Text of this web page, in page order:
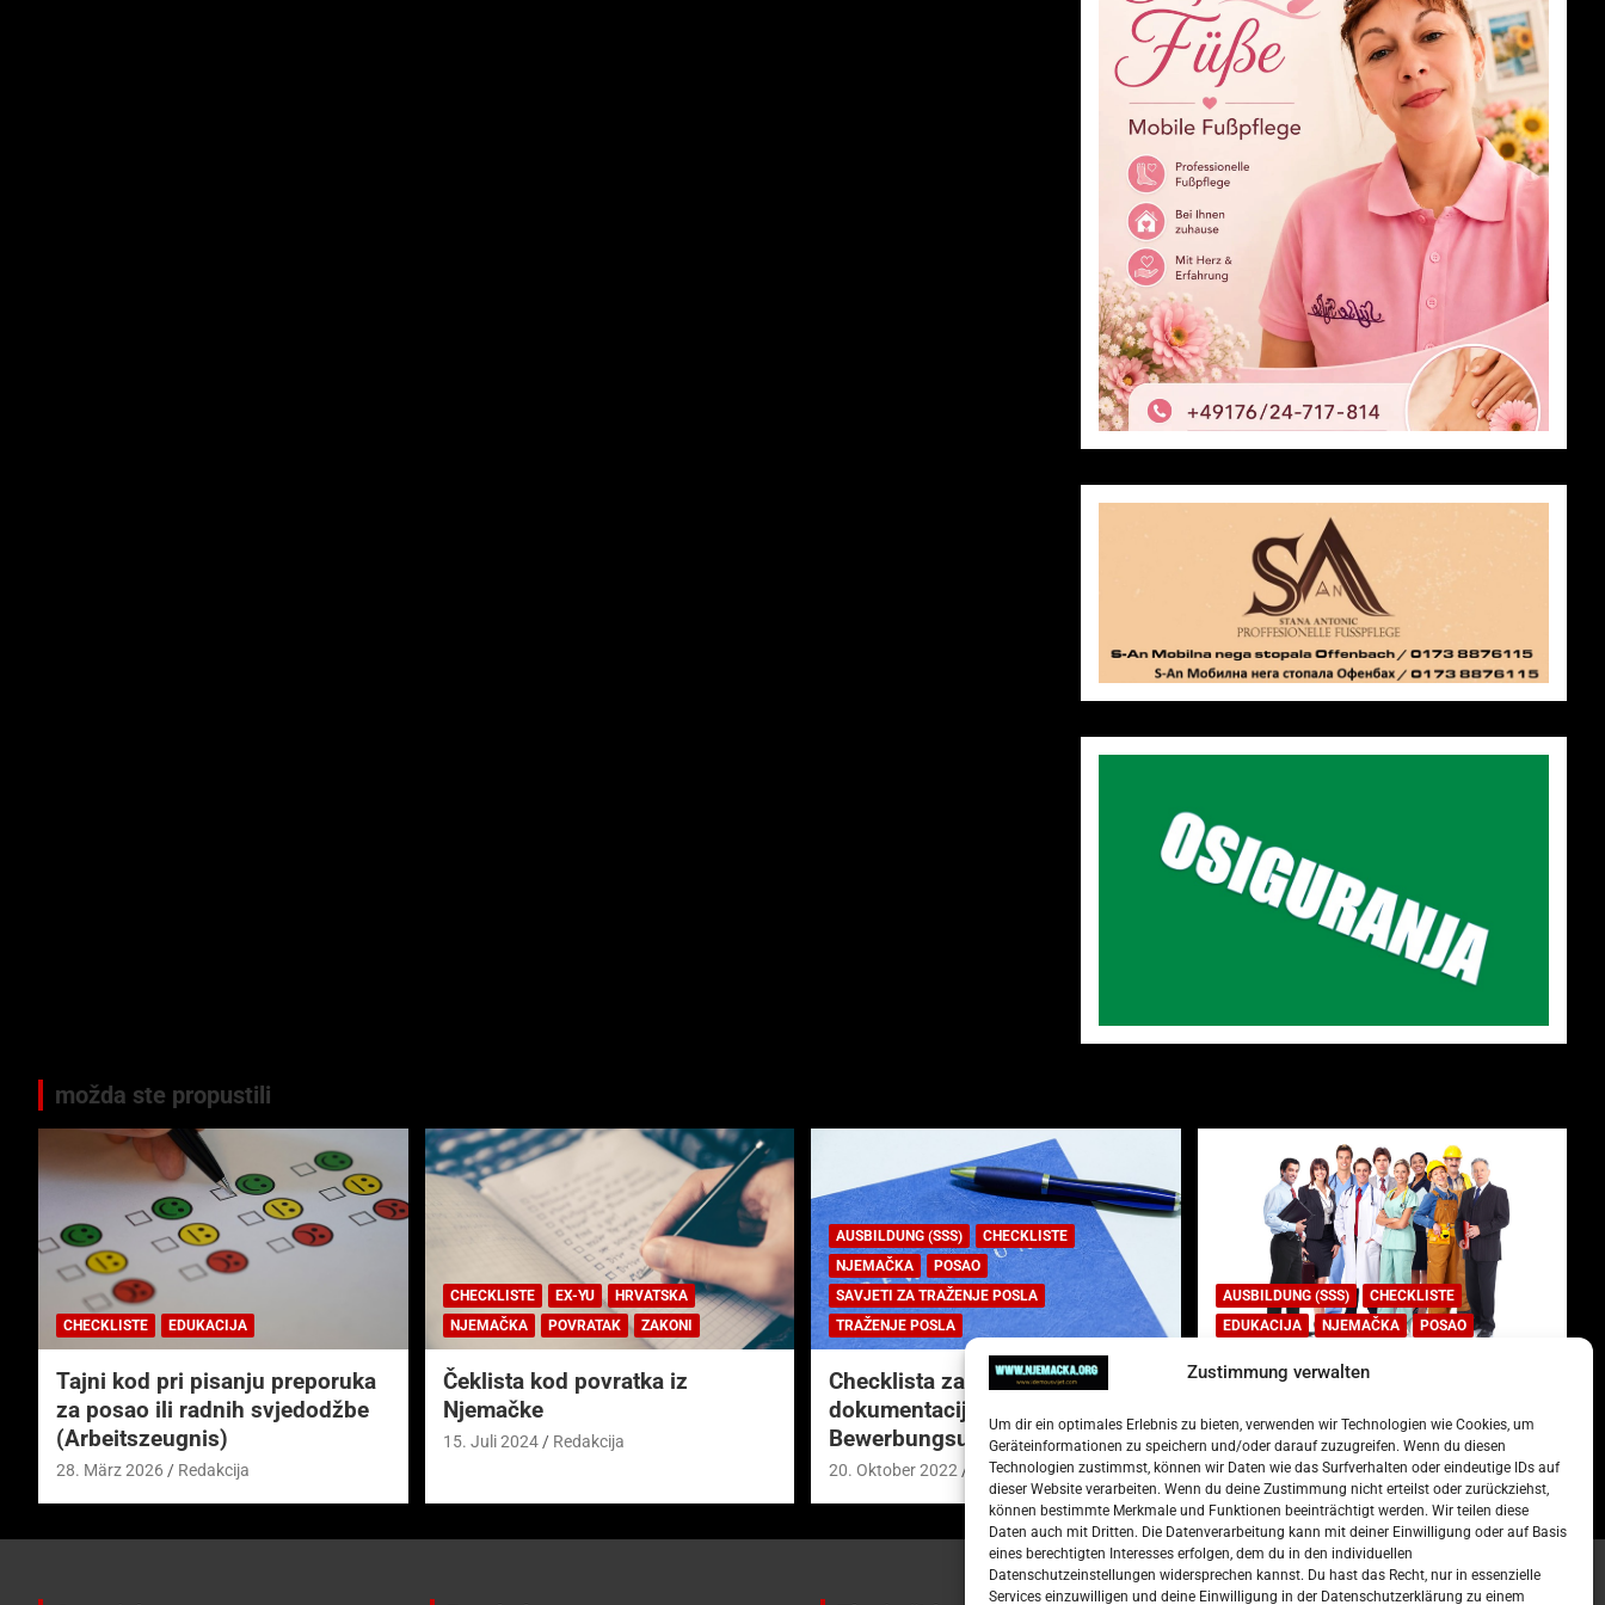
Zustimmung verwalten
Um dir ein optimales Erlebnis zu bieten, verwenden wir Technologien wie Cookies, um
Geräteinformationen zu speichern und/oder darauf zuzugreifen. Wenn du diesen
Technologien zustimmst, können wir Daten wie das Surfverhalten oder eindeutige IDs auf
dieser Website verarbeiten. Wenn du deine Zustimmung nicht erteilst oder zurückziehst,
können bestimmte Merkmale und Funktionen beeinträchtigt werden. Wir teilen diese
Daten auch mit Dritten. Die Datenverarbeitung kann mit deiner Einwilligung oder auf Basis
eines berechtigten Interesses erfolgen, dem du in den individuellen
Datenschutzeinstellungen widersprechen kannst. Du hast das Recht, nur in essenzielle
Services einzuwilligen und deine Einwilligung in der Datenschutzerklärung zu einem
možda ste propustili
CHECKLISTE EDUKACIJA
Tajni kod pri pisanju preporuka
za posao ili radnih svjedodžbe
(Arbeitszeugnis)
28. März 2026 Redakcija
CHECKLISTE EX-YU
HRVATSKA
NJEMAČKA
POVRATAK ZAKONI
Čeklista kod povratka iz
Njemačke
15. Juli 2024 Redakcija
AUSBILDUNG (SSS)
CHECKLISTE
NJEMAČKA
POSAO
SAVJETI ZA TRAŽENJE POSLA
TRAŽENJE POSLA
Checklista za prijavnu
dokumentaciju (njem.
Bewerbungsunterlagen)
20. Oktober 2022 Redakcija
AUSBILDUNG (SSS)
CHECKLISTE
EDUKACIJA
NJEMAČKA POSAO
Lista najtraženijih deficitarnih
15. Oktober 2022 Redakcija